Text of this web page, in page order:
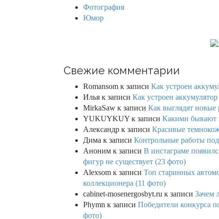
Фотография
Юмор
Свежие комментарии
Romansom к записи Как устроен
Илья к записи Как устроен
MirkaSaw к записи Как выглядят новые
YUKUYKUY к записи Какими бывают
Александр к записи Красивые
Дима к записи Контрольные работы
Аноним к записи В инстаграме
фигур не существует (23 фото)
Alexsom к записи Топ старинных
коллекционера (11 фото)
cabinet-mosenergosbyt.ru к записи Зачем
Phymn к записи Победители конкурса
фото)